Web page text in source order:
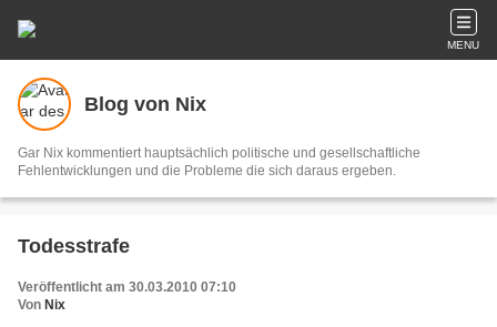
MENU
Blog von Nix
Gar Nix kommentiert hauptsächlich politische und gesellschaftliche
Fehlentwicklungen und die Probleme die sich daraus ergeben.
Todesstrafe
Veröffentlicht am 30.03.2010 07:10
Von Nix